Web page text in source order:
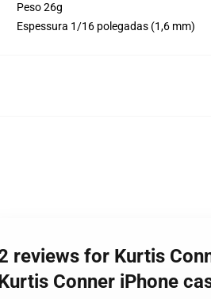
Peso 26g
Espessura 1/16 polegadas (1,6 mm)
reviews for Kurtis
Conner iPhone